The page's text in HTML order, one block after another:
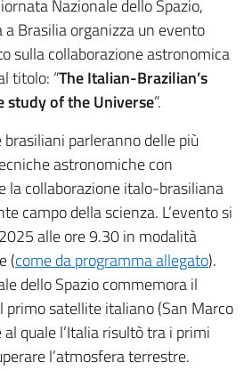
Nazionale dello Spazio,
a Brasilia organizza un evento
sulla collaborazione astronomica
titolo: “The Italian-Brazilian’s
of the Universe”.
parleranno delle più
astronomiche con
la collaborazione italo-brasiliana
campo della scienza. L’evento si
alle ore 9.30 in modalità
(come da programma allegato).
dello Spazio commemora il
primo satellite italiano (San Marco
quale l’Italia risultò tra i primi
l’atmosfera terrestre.